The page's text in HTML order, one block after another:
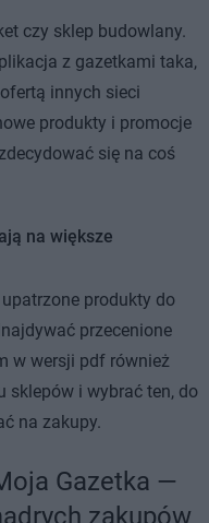
czy sklep budowlany.
z gazetkami taka,
innych sieci
produkty i promocje
się na coś
na większe
produkty do
przecenione
w wersji pdf również
sklepów i wybrać ten, do
na zakupy.
Gazetka —
zakupów